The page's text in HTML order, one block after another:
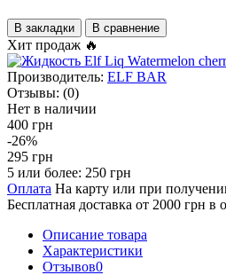
В закладки В сравнение
Хит продаж 🔥
Производитель: ELF BAR
Отзывы: (0)
Нет в наличии
400 грн
-26%
295 грн
5 или более: 250 грн
Оплата На карту или при
Бесплатная доставка от 2000 грн
Описание товара
Характеристики
Отзывов0